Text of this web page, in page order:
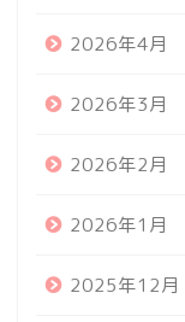
2026年4月
2026年3月
2026年2月
2026年1月
2025年12月